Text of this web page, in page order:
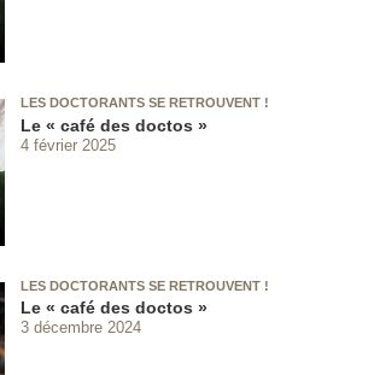
LES DOCTORANTS SE RETROUVENT !
Le « café des doctos »
4 février 2025
LES DOCTORANTS SE RETROUVENT !
Le « café des doctos »
3 décembre 2024